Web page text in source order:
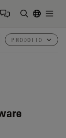
PRODOTTO